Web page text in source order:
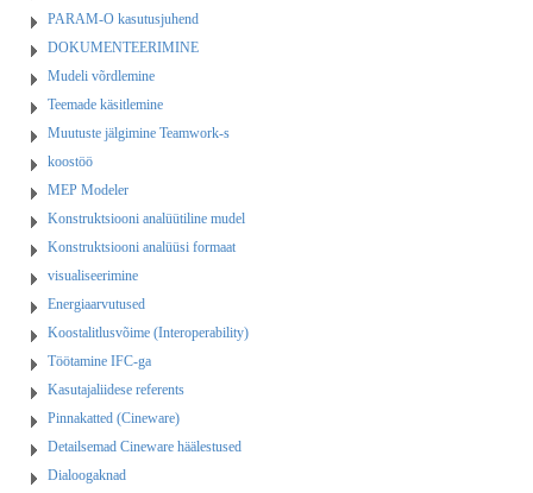
PARAM-O kasutusjuhend
DOKUMENTEERIMINE
Mudeli võrdlemine
Teemade käsitlemine
Muutuste jälgimine Teamwork-s
koostöö
MEP Modeler
Konstruktsiooni analüütiline mudel
Konstruktsiooni analüüsi formaat
visualiseerimine
Energiaarvutused
Koostalitlusvõime (Interoperability)
Töötamine IFC-ga
Kasutajaliidese referents
Pinnakatted (Cineware)
Detailsemad Cineware häälestused
Dialoogaknad